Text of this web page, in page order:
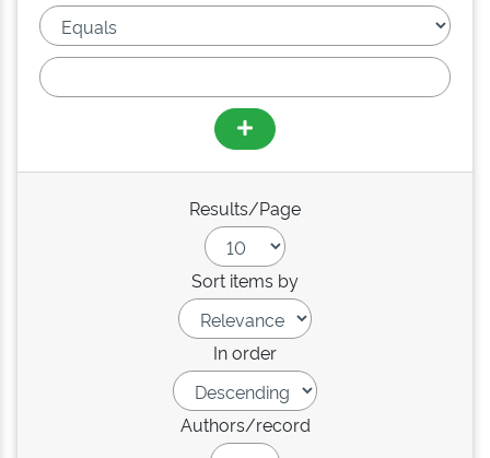
Results/Page
Sort items by
In order
Authors/record